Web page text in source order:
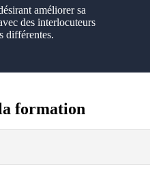
améliorer sa
des interlocuteurs
différentes.
formation